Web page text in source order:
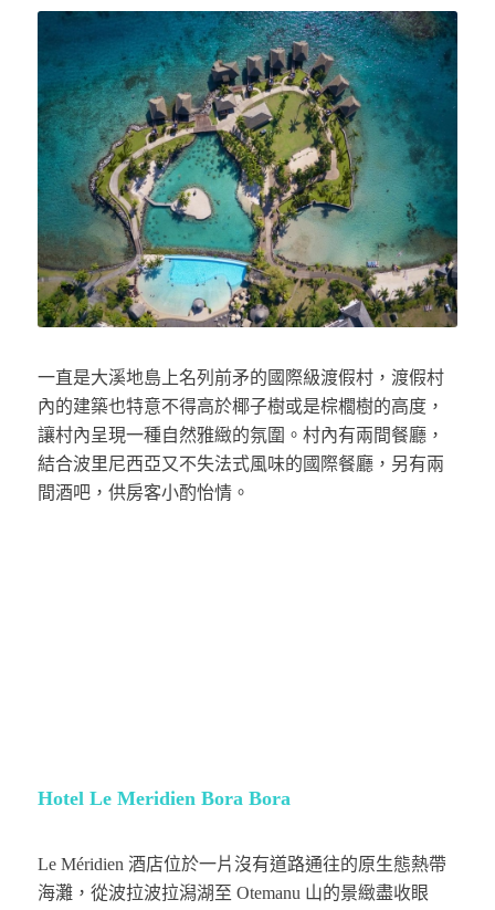
一直是大溪地島上名列前矛的國際級渡假村，渡假村
內的建築也特意不得高於椰子樹或是棕櫚樹的高度，
讓村內呈現一種自然雅緻的氛圍。村內有兩間餐廳，
結合波里尼西亞又不失法式風味的國際餐廳，另有兩
間酒吧，供房客小酌怡情。
Hotel Le Meridien Bora Bora
Le Méridien 酒店位於一片沒有道路通往的原生態熱帶
海灘，從波拉波拉潟湖至 Otemanu 山的景緻盡收眼